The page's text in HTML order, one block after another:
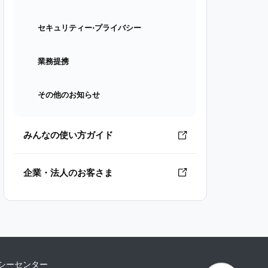
セキュリティー⋅プライバシー
業務提携
その他のお知らせ
みんなの使い方ガイド
企業・法人のお客さま
ーセンター